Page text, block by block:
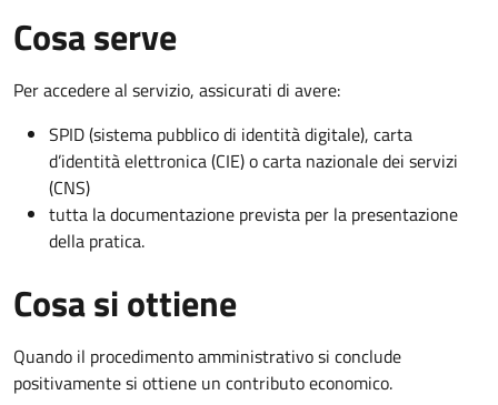
Cosa serve
Per accedere al servizio, assicurati di avere:
SPID (sistema pubblico di identità digitale), carta
d’identità elettronica (CIE) o carta nazionale dei servizi
(CNS)
tutta la documentazione prevista per la presentazione
della pratica.
Cosa si ottiene
Quando il procedimento amministrativo si conclude
positivamente si ottiene un contributo economico.